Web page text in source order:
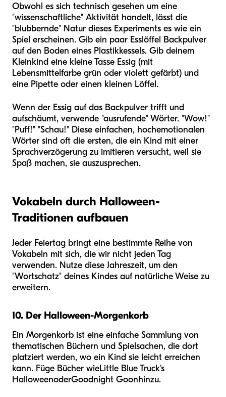
Obwohl es sich technisch gesehen um eine
"wissenschaftliche" Aktivität handelt, lässt die
"blubbernde" Natur dieses Experiments es wie ein
Spiel erscheinen. Gib ein paar Esslöffel Backpulver
auf den Boden eines Plastikkessels. Gib deinem
Kleinkind eine kleine Tasse Essig (mit
Lebensmittelfarbe grün oder violett gefärbt) und
eine Pipette oder einen kleinen Löffel.
Wenn der Essig auf das Backpulver trifft und
aufschäumt, verwende "ausrufende" Wörter. "Wow!"
"Puff!" "Schau!" Diese einfachen, hochemotionalen
Wörter sind oft die ersten, die ein Kind mit einer
Sprachverzögerung zu imitieren versucht, weil sie
Spaß machen, sie auszusprechen.
Vokabeln durch Halloween-
Traditionen aufbauen
Jeder Feiertag bringt eine bestimmte Reihe von
Vokabeln mit sich, die wir nicht jeden Tag
verwenden. Nutze diese Jahreszeit, um den
"Wortschatz" deines Kindes auf natürliche Weise zu
erweitern.
10. Der Halloween-Morgenkorb
Ein Morgenkorb ist eine einfache Sammlung von
thematischen Büchern und Spielsachen, die dort
platziert werden, wo ein Kind sie leicht erreichen
kann. Füge Bücher wieLittle Blue Truck's
HalloweenoderGoodnight Goonhinzu.